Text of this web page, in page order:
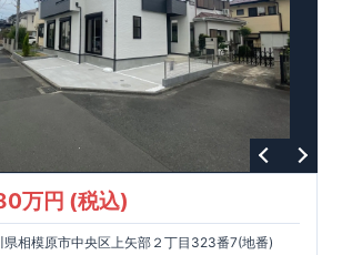
万円 (税込)
県相模原市中央区上矢部２丁目323番7(地番)